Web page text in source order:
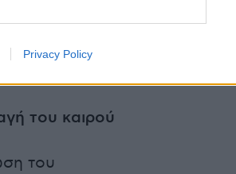
Privacy Policy
του καιρού
του